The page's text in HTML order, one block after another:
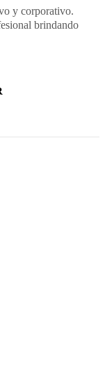
y corporativo.
brindando